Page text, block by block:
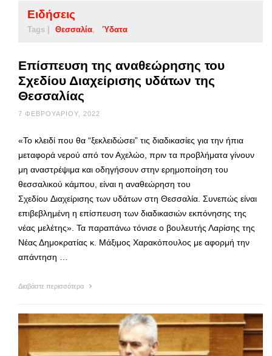
Ειδήσεις
Tags | Θεσσαλία Ύδατα
Επίσπευση της αναθεώρησης του
Σχεδίου Διαχείρισης υδάτων της
Θεσσαλίας
7 ΦΕΒΡΟΥΑΡΊΟΥ, 2022
«Το κλειδί που θα “ξεκλειδώσει” τις διαδικασίες για την ήπια
μεταφορά νερού από τον Αχελώο, πριν τα προβλήματα γίνουν
μη αναστρέψιμα και οδηγήσουν στην ερημοποίηση του
θεσσαλικού κάμπου, είναι η αναθεώρηση του
Σχεδίου Διαχείρισης των υδάτων στη Θεσσαλία. Συνεπώς είναι
επιβεβλημένη η επίσπευση των διαδικασιών εκπόνησης της
νέας μελέτης». Τα παραπάνω τόνισε ο βουλευτής Λαρίσης της
Νέας Δημοκρατίας κ. Μάξιμος Χαρακόπουλος με αφορμή την
απάντηση …
Διαβάστε περισσότερα